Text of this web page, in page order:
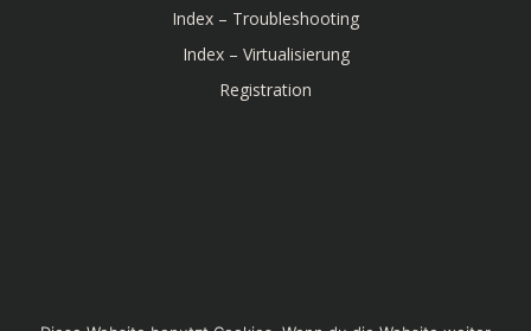
Index – Troubleshooting
Index – Virtualisierung
Registration
© 2026 Linux-Bibel. Created for free using WordPress